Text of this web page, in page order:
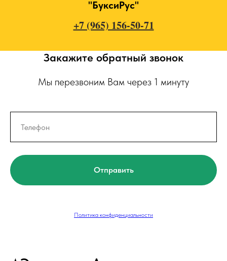
"БуксиРус"
+7 (965) 156-50-71
Закажите обратный звонок
Мы перезвоним Вам через 1 минуту
Отправить
Политика конфиденциальности